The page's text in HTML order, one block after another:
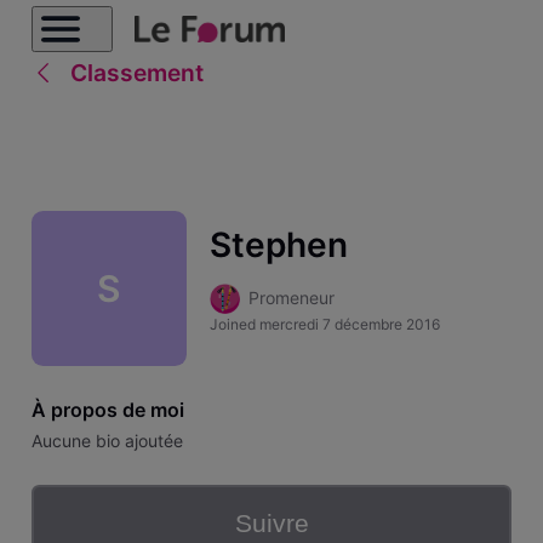
Classement
S
Stephen
Promeneur
Joined mercredi 7 décembre 2016
À propos de moi
Aucune bio ajoutée
Suivre